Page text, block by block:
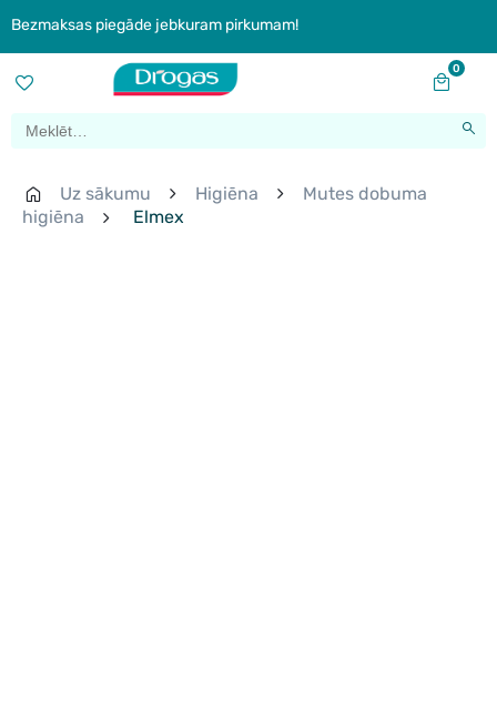
Bezmaksas piegāde jebkuram pirkumam!
0
Uz sākumu Higiēna
Mutes dobuma
higiēna
Elmex